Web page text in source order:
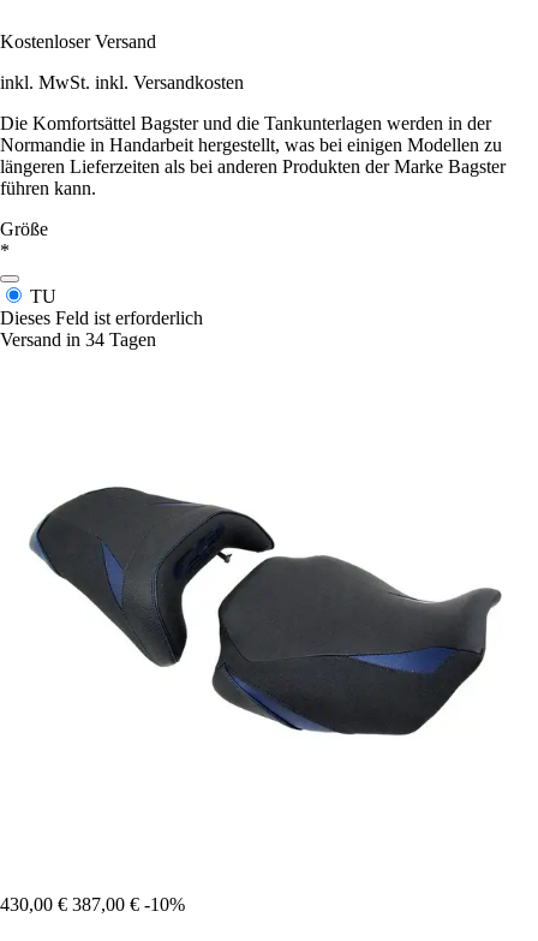
Kostenloser Versand
inkl. MwSt. inkl. Versandkosten
Die Komfortsättel Bagster und die Tankunterlagen werden in der
Normandie in Handarbeit hergestellt, was bei einigen Modellen zu
längeren Lieferzeiten als bei anderen Produkten der Marke Bagster
führen kann.
Größe
*
TU
Dieses Feld ist erforderlich
Versand in 34 Tagen
430,00 € 387,00 € -10%